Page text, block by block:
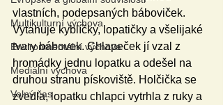
Multikulturní výchova
Environmentální výchova
Mediální výchova
Volný čas
vlastních, podepsaných báboviček.
Vytahuje kyblíčky, lopatičky a všelijaké
tvary bábovek. Chlapeček jí vzal z
hromádky jednu lopatku a odešel na
druhou stranu pískoviště. Holčička se
zvedla, lopatku chlapci vytrhla z ruky a